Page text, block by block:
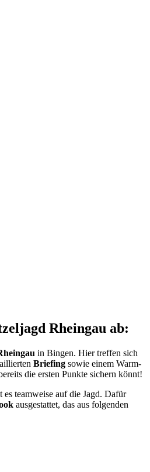
Rheingau ab:
in Bingen. Hier treffen sich
Briefing sowie einem Warm-
die ersten Punkte sichern könnt!
es teamweise auf die Jagd. Dafür
ausgestattet, das aus folgenden